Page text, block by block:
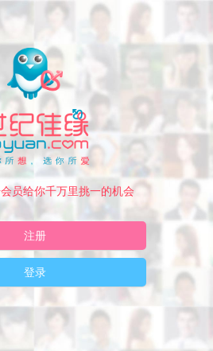
员给你千万里挑一的机会
注册
登录